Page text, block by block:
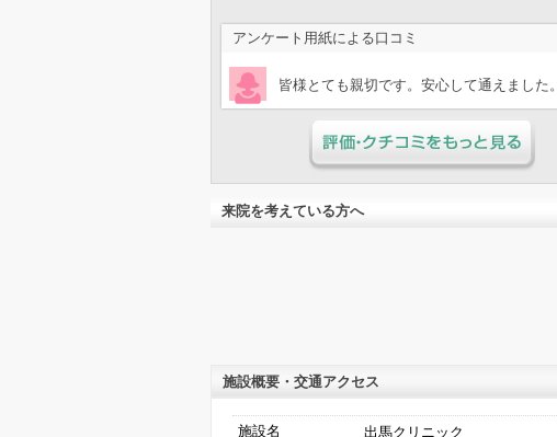
アンケート用紙による口コミ
皆様とても親切です。安心して通えました。
評価・クチコミをもっと見る
来院を考えている方へ
施設概要・交通アクセス
施設名
出馬クリニック